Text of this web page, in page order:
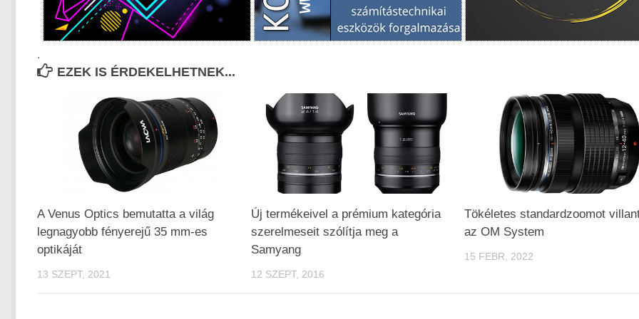
.
EZEK IS ÉRDEKELHETNEK...
A Venus Optics bemutatta a világ
legnagyobb fényerejű 35 mm-es
optikáját
13 SZEPT, 2021
Új termékeivel a prémium kategória
szerelmeseit szólítja meg a
Samyang
12 SZEPT, 2016
Tökéletes standardzoomot
az OM System
15 FEBR, 2022